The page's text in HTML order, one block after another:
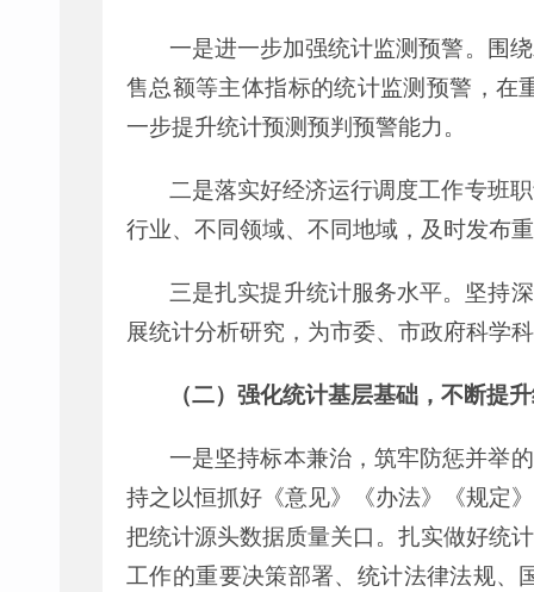
一是进一步加强统计监测预警。围
售总额等主体指标的统计监测预警，在
一步提升统计预测预判预警能力。
二是落实好经济运行调度工作专班
行业、不同领域、不同地域，及时发布
三是扎实提升统计服务水平。坚持
展统计分析研究，为市委、市政府科学
（二）强化统计基层基础，不断提
一是坚持标本兼治，筑牢防惩并举
持之以恒抓好《意见》《办法》《规定
把统计源头数据质量关口。扎实做好统
工作的重要决策部署、统计法律法规、